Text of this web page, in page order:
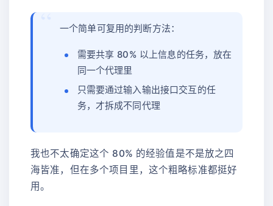
一个简单可复用的判断方法：
需要共享 80% 以上信息的任务，放在
同一个代理里
只需要通过输入输出接口交互的任
务，才拆成不同代理
我也不太确定这个 80% 的经验值是不是放之四
海皆准，但在多个项目里，这个粗略标准都挺好
用。